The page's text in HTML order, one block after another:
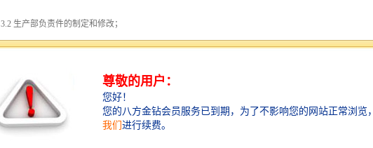
3.2 生产部负责件的制定和修改；
3.4 生产办公室负责维修保养记录存档，保存期一年。
3.5 所有保养过程中产出的垃圾及废物按废弃物处理程序处理。